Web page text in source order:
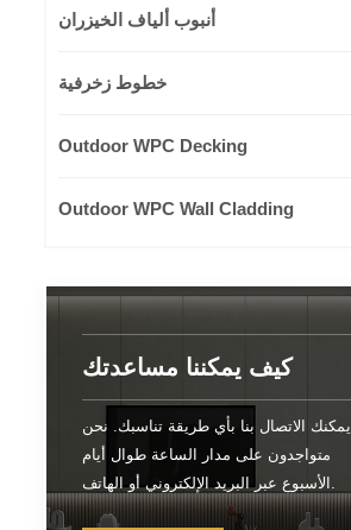
أنبوب ألياف الخيزران
خطوط زخرفية
Outdoor WPC Decking
Outdoor WPC Wall Cladding
كيف يمكننا مساعدتك
يمكنك الاتصال بنا بأي طريقة تناسبك. نحن
متواجدون على مدار الساعة طوال أيام
الأسبوع عبر البريد الإلكتروني أو الهاتف.